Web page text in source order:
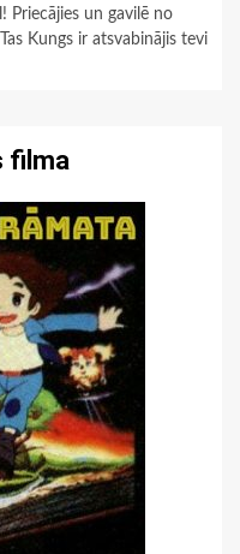
Priecājies un gavilē no
Kungs ir atsvabinājis tevi
filma